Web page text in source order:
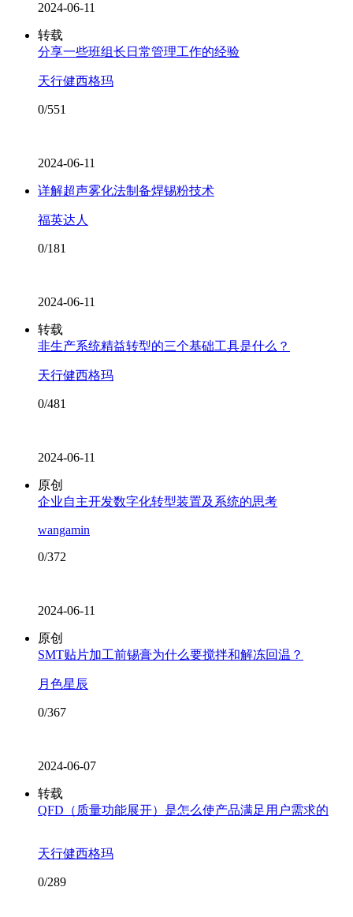
2024-06-11
转载
分享一些班组长日常管理工作的经验
天行健西格玛
0/551
2024-06-11
详解超声雾化法制备焊锡粉技术
福英达人
0/181
2024-06-11
转载
非生产系统精益转型的三个基础工具是什么？
天行健西格玛
0/481
2024-06-11
原创
企业自主开发数字化转型装置及系统的思考
wangamin
0/372
2024-06-11
原创
SMT贴片加工前锡膏为什么要搅拌和解冻回温？
月色星辰
0/367
2024-06-07
转载
QFD（质量功能展开）是怎么使产品满足用户需求的
天行健西格玛
0/289